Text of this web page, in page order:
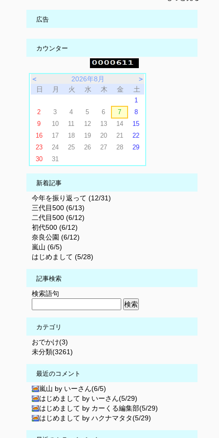
広告
カウンター
＜ 2026年8月
＞
日
月 火 水 木 金 土
1
2
3 4 5 6 7
8
9
10 11 12 13 14
15
16
17 18 19 20 21
22
23
24 25 26 27 28
29
30
31
新着記事
今年を振り返って (12/31)
三代目500 (6/13)
二代目500 (6/12)
初代500 (6/12)
奈良公園 (6/12)
嵐山 (6/5)
はじめまして (5/28)
記事検索
検索語句
カテゴリ
おでかけ(3)
未分類(3261)
最近のコメント
嵐山 by いーさん(6/5)
はじめまして by いーさん(5/29)
はじめまして by カーくる編集部(5/29)
はじめまして by ハクナマタタ(5/29)